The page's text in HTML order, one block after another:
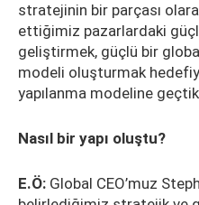
stratejinin bir parçası
ettiğimiz pazarlardaki
geliştirmek, güçlü bir
modeli oluşturmak
yapılanma modeline
Nasıl bir yapı oluştu?
E.Ö: Global CEO’muz